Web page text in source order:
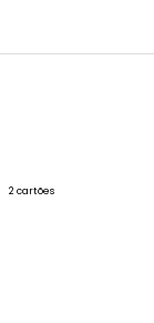
2 cartões